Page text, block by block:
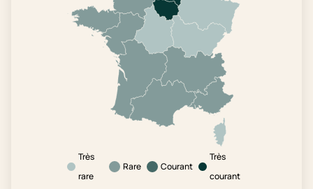
Très
rare
Rare Courant
Très
courant